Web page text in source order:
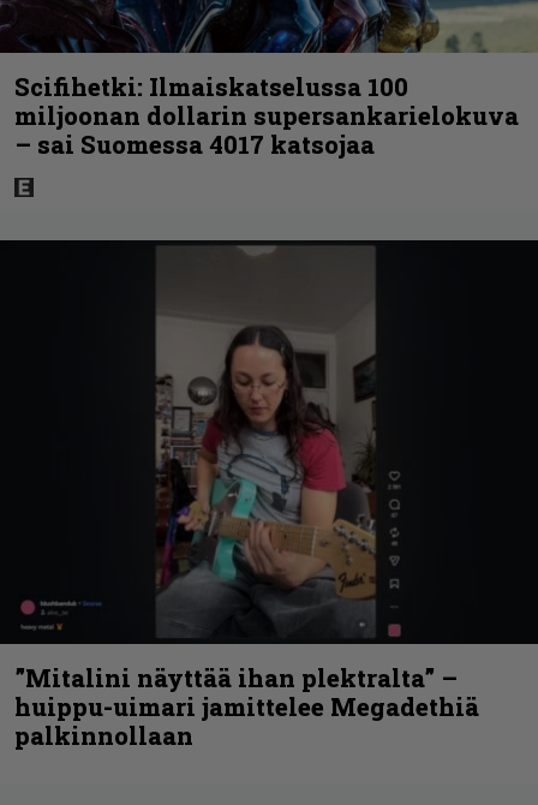
Scifihetki: Ilmaiskatselussa 100
miljoonan dollarin supersankarielokuva
– sai Suomessa 4017 katsojaa
”Mitalini näyttää ihan plektralta” –
huippu-uimari jamittelee Megadethiä
palkinnollaan